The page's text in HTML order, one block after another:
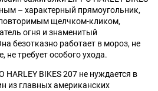
– характерный прямоугольник,
щелчком-кликом,
огня и знаменитый
безотказно работает в мороз, не
не требует особого ухода.
HARLEY BIKES 207 не нуждается в
из главных американских